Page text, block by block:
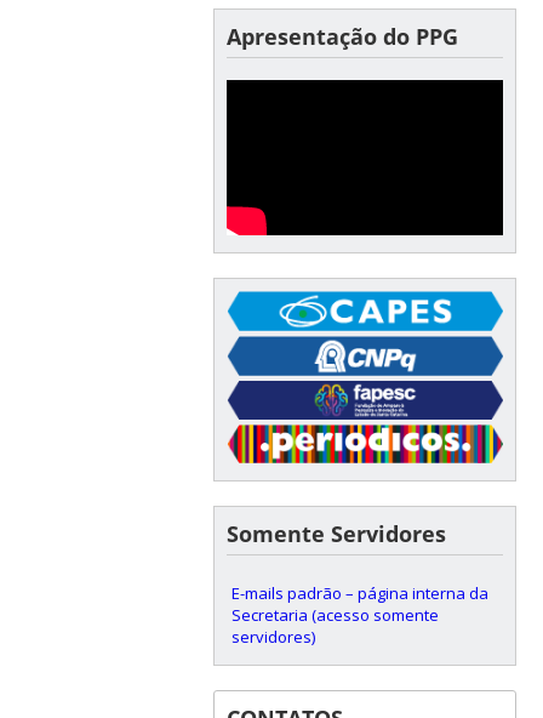
Apresentação do PPG
Somente Servidores
E-mails padrão – página interna da
Secretaria (acesso somente
servidores)